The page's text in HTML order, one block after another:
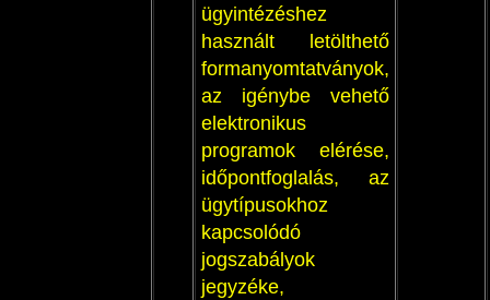
ügyintézéshez
használt letölthető
formanyomtatványok,
az igénybe vehető
elektronikus
programok elérése,
időpontfoglalás, az
ügytípusokhoz
kapcsolódó
jogszabályok
jegyzéke,